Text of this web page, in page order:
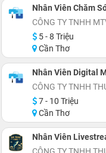
Nhân Viên Chăm
CÔNG TY TNHH
5 - 8 Triệu
Cần Thơ
Nhân Viên Digital
CÔNG TY TNHH
7 - 10 Triệu
Cần Thơ
Nhân Viên